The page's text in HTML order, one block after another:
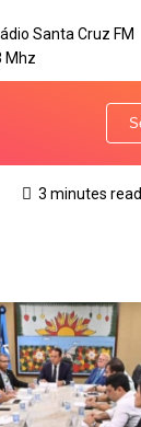
3 minutes read